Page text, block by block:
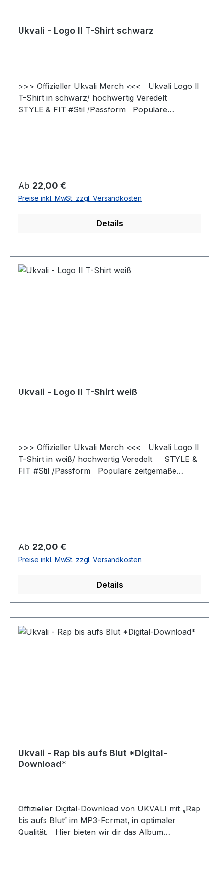
Ukvali - Logo II T-Shirt schwarz
>>> Offizieller Ukvali Merch <<< Ukvali Logo II
T-Shirt in schwarz/ hochwertig Veredelt
STYLE & FIT #Stil /Passform Populäre
#angenehmestragegefühl #Oeko-Tex100
Strapazierfähiger Stoff, weiche Qualität
#RINGGESPONNEN Schwerer Stoff 190 g/m²
Regulärer Preis:
Ab 22,00 €
Preise inkl. MwSt. zzgl. Versandkosten
Details
Ukvali - Logo II T-Shirt weiß
>>> Offizieller Ukvali Merch <<< Ukvali Logo II
T-Shirt in weiß/ hochwertig Veredelt STYLE &
FIT #Stil /Passform Populäre zeitgemäße
#Oeko-Tex100 Strapazierfähiger Stoff, weiche
Qualität #RINGGESPONNEN Schwerer Stoff 190
g/m²
Regulärer Preis:
Ab 22,00 €
Preise inkl. MwSt. zzgl. Versandkosten
Details
Ukvali - Rap bis aufs Blut *Digital-
Download*
Offizieller Digital-Download von UKVALI mit „Rap
bis aufs Blut“ im MP3-Format, in optimaler
Qualität. Hier bieten wir dir das Album